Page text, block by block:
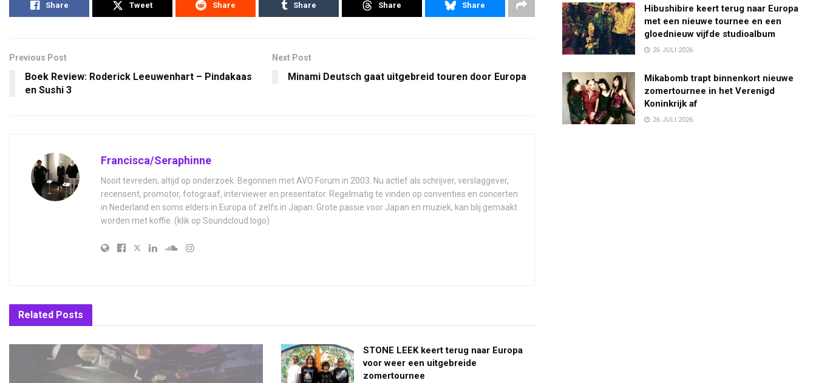
Share Tweet Share Share Share Share
Previous Post
Boek Review: Roderick Leeuwenhart – Pindakaas
en Sushi 3
Next Post
Minami Deutsch gaat uitgebreid touren door Europa
Francisca/Seraphinne
Nooit tevreden, altijd op onderzoek. Begonnen met AVO Forum in 2003. Nu actief als schrijver, verslaggever,
recensent, promotor, fotograaf, interviewer en presentator. Regelmatig te vinden op conventies en concerten
in Nederland en soms elders in Europa of zelfs in Japan. Grote passie voor Japan en muziek, kan blij gemaakt
worden met koffie. (klik op Soundcloud logo)
Related Posts
STONE LEEK keert terug naar Europa
voor weer een uitgebreide
zomertournee
Hibushibire keert terug naar Europa
met een nieuwe tournee en een
gloednieuw vijfde studioalbum
26 JULI 2026
Mikabomb trapt binnenkort nieuwe
zomertournee in het Verenigd
Koninkrijk af
26 JULI 2026